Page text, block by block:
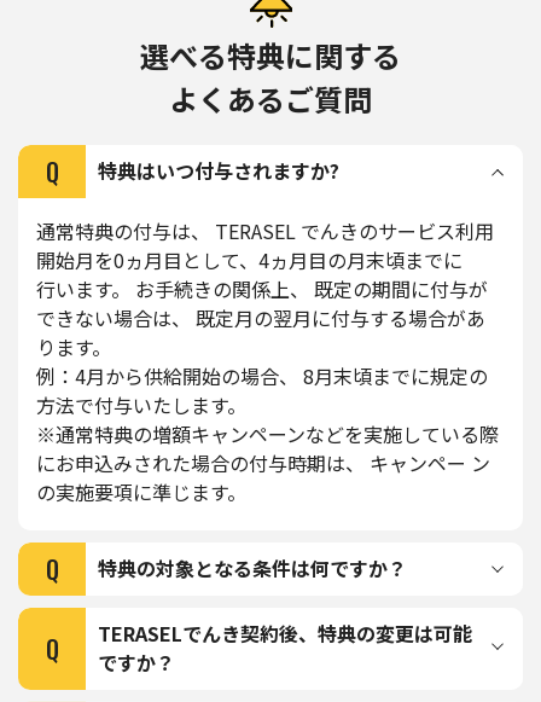
選べる特典に関する
よくあるご質問
Q 特典はいつ付与されますか?
通常特典の付与は、 TERASEL でんきのサービス利用
開始月を0ヵ月目として、4ヵ月目の月末頃までに
行います。 お手続きの関係上、 既定の期間に付与が
できない場合は、 既定月の翌月に付与する場合があ
ります。
例：4月から供給開始の場合、 8月末頃までに規定の
方法で付与いたします。
※通常特典の増額キャンペーンなどを実施している際
にお申込みされた場合の付与時期は、 キャンペー ン
の実施要項に準じます。
Q 特典の対象となる条件は何ですか？
Q
TERASELでんき契約後、特典の変更は可能
ですか？